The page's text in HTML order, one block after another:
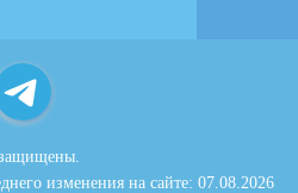
изменения на сайте: 07.08.2026